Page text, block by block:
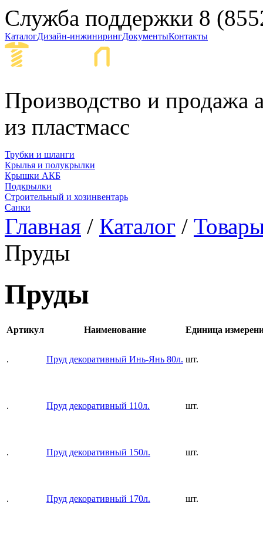
Служба поддержки 8
КаталогДизайн-инжинирингДокументыКонтакты
Производство и продажа
из пластмасс
Трубки и шланги
Крылья и полукрылки
Крышки АКБ
Подкрылки
Строительный и хозинвентарь
Санки
Главная / Каталог /
Пруды
Пруды
Артикул Наименование Единица
. Пруд декоративный Инь-Янь 80л. шт.
. Пруд декоративный 110л. шт.
. Пруд декоративный 150л. шт.
. Пруд декоративный 170л. шт.